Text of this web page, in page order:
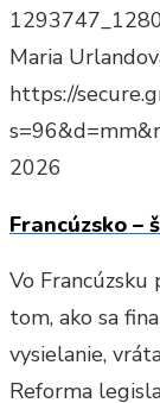
Maria
https://
2026
Francúzsko –
Vo Francúzsku
tom, ako sa
vysielanie,
Reforma